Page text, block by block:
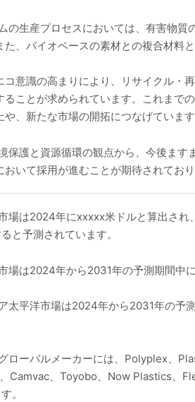
の生産プロセスにおいては、有害物
、バイオベースの素材との複合材料
コ意識の高まりにより、リサイクル・
ることが求められています。これまで
、新たな市場の開拓につなげています
保護と資源循環の観点から、今後ま
いて採用が進むことが期待されてお
場は2024年にxxxxx米ドルと算出さ
と予測されています。
場は2024年から2031年の予測期間
太平洋市場は2024年から2031年の
ローバルメーカーには、Polyplex、
Camvac、Toyobo、Now Plastics、
。